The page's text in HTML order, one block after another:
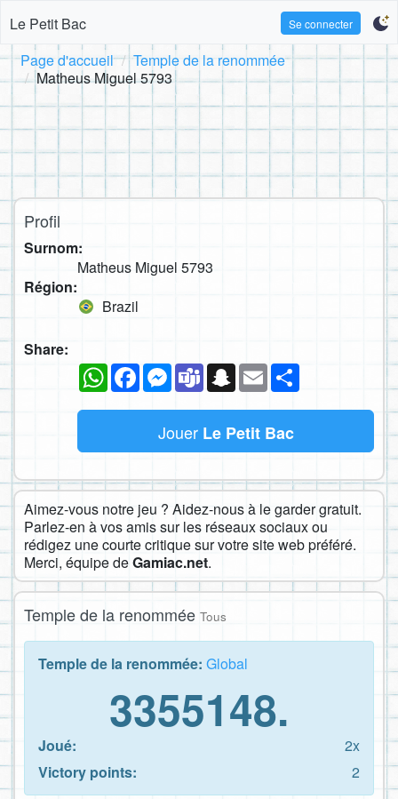
Le Petit Bac Se connecter
Page d'accueil
Temple de la renommée
Matheus Miguel 5793
Profil
Surnom:
Matheus Miguel 5793
Région:
Brazil
Share:
WhatsAppFacebookMessenger
TeamsSnapchat
Email
Jouer Le Petit Bac
Aimez-vous notre jeu ? Aidez-nous à le garder gratuit.
Parlez-en à vos amis sur les réseaux sociaux ou
rédigez une courte critique sur votre site web préféré.
Merci, équipe deGamiac.net.
Temple de la renommée Tous
Temple de la renommée: Global
3355148.
Joué:
2x
Victory points:
2